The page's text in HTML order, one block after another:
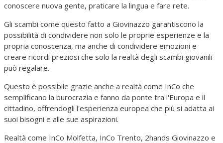
conoscere nuova gente, praticare la lingua e fare rete.
Gli scambi come questo fatto a Giovinazzo garantiscono la
possibilità di condividere non solo le proprie esperienze e la
propria conoscenza, ma anche di condividere emozioni e
creare ricordi preziosi che solo la realtà degli scambi giovanili
può regalare.
Questo è possibile grazie anche a realtà come InCo che
semplificano la burocrazia e fanno da ponte tra l'Europa e il
cittadino, offrendogli l'esperienza europea che più si adatta ai
suoi bisogni e alle sue aspirazioni.
Realtà come InCo Molfetta, InCo Trento, 2hands Giovinazzo e